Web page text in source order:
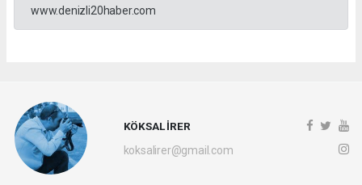
www.denizli20haber.com
KÖKSAL İRER
koksalirer@gmail.com